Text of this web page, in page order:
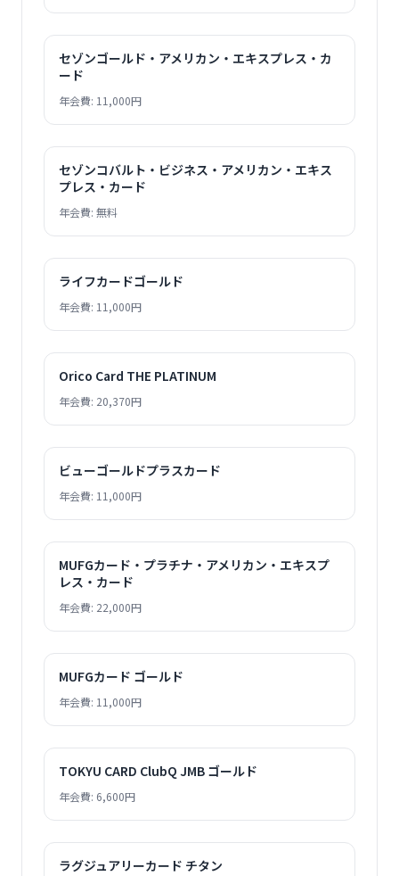
セゾンゴールド・アメリカン・エキスプレス・カ
ード
年会費: 11,000円
セゾンコバルト・ビジネス・アメリカン・エキス
プレス・カード
年会費: 無料
ライフカードゴールド
年会費: 11,000円
Orico Card THE PLATINUM
年会費: 20,370円
ビューゴールドプラスカード
年会費: 11,000円
MUFGカード・プラチナ・アメリカン・エキスプ
レス・カード
年会費: 22,000円
MUFGカード ゴールド
年会費: 11,000円
TOKYU CARD ClubQ JMB ゴールド
年会費: 6,600円
ラグジュアリーカード チタン